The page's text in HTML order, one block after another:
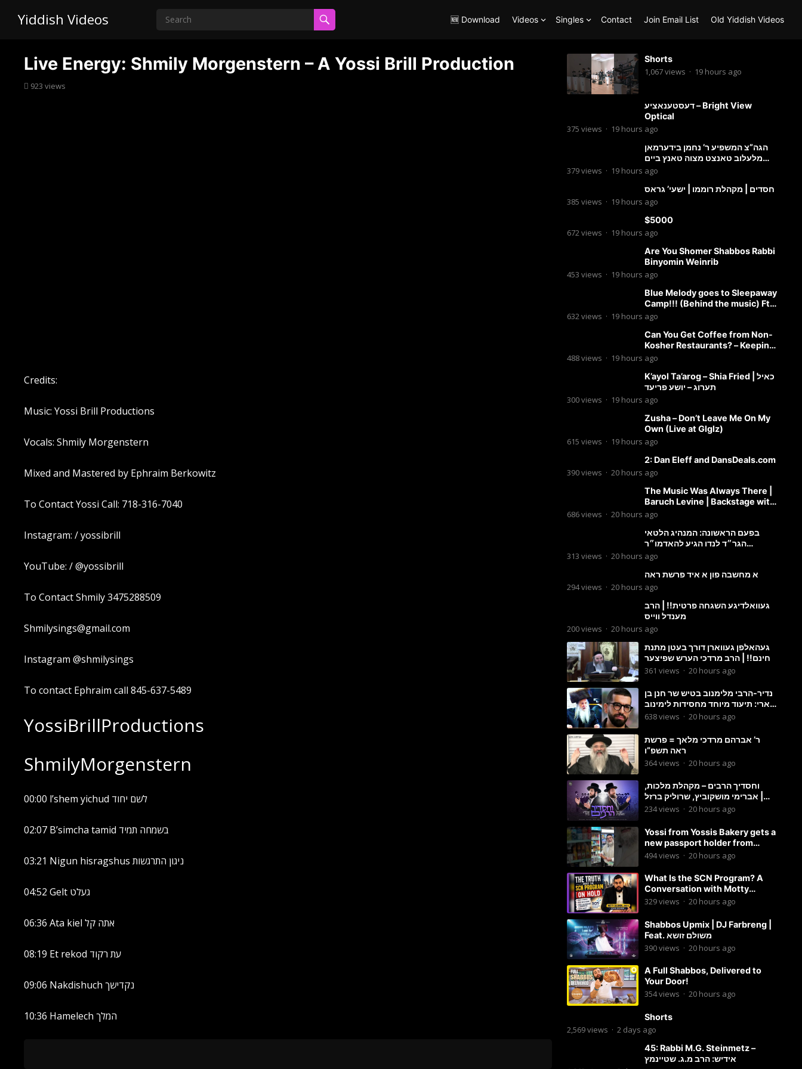
Yiddish Videos 🆕 Download Videos Singles Contact Join Email List Old Yiddish Videos
Live Energy: Shmily Morgenstern – A Yossi Brill Production
923 views
Credits:
Music: Yossi Brill Productions
Vocals: Shmily Morgenstern
Mixed and Mastered by Ephraim Berkowitz
To Contact Yossi Call: 718-316-7040
Instagram: / yossibrill
YouTube: / @yossibrill
To Contact Shmily 3475288509
Shmilysings@gmail.com
Instagram @shmilysings
To contact Ephraim call 845-637-5489
YossiBrillProductions
ShmilyMorgenstern
00:00 l’shem yichud לשם יחוד
02:07 B’simcha tamid בשמחה תמיד
03:21 Nigun hisragshus ניגון התרגשות
04:52 Gelt געלט
06:36 Ata kiel אתה קל
08:19 Et rekod עת רקוד
09:06 Nakdishuch נקדישך
10:36 Hamelech המלך
Shorts
1,067views · 19 hours ago
דעסטענאציע – Bright View
Optical
375 views · 19 hours ago
הגה”צ המשפיע ר’ נחמן בידערמאן
מלעלוב טאנצט מצוה טאנץ ביים
שמחת החתונה פון בנו החתן
379views · 19 hours ago
חסדים | מקהלת רוממו | ישעי’ גראס
385 views · 19 hours ago
$5000
672 views · 19 hours ago
Are You Shomer Shabbos Rabbi
Binyomin Weinrib
453 views · 19 hours ago
Blue Melody goes to Sleepaway
Camp!!! (Behind the music) Ft.
Dovid Berger and Chaim Brown
632 views · 19 hours ago
Can You Get Coffee from Non-
Kosher Restaurants? – Keeping
it Kosher Clips
488views · 19 hours ago
K’ayol Ta’arog – Shia Fried | כאיל
תערוג – יושע פריעד
300views · 19 hours ago
Zusha – Don’t Leave Me On My
Own (Live at Glglz)
615 views · 19 hours ago
2: Dan Eleff and DansDeals.com
390views · 20 hours ago
The Music Was Always There |
Baruch Levine | Backstage with
Benny
686views · 20 hours ago
בפעם הראשונה: המנהיג הלטאי
הגר״ד לנדו הגיע להאדמו״ר
מבעלזא: תיעוד ראשוני מהפגישה
313 views · 20 hours ago
א מחשבה פון א איד פרשת ראה
294views · 20 hours ago
געוואלדיגע השגחה פרטית!! | הרב
מענדל ווייס
200views · 20 hours ago
געהאלפן געווארן דורך בעטן מתנת
חינם!! | הרב מרדכי הערש שפיצער
361 views · 20 hours ago
נדיר-הרבי מלימנוב בטיש שר חנן בן
ארי: תיעוד מיוחד מחסידות לימינוב
שרים את השיר “השיבנו”
638views · 20 hours ago
ר’ אברהם מרדכי מלאך = פרשת
ראה תשפ”ו
364views · 20 hours ago
וחסדיך הרבים – מקהלת מלכות,
אברימי מושקוביץ, שרוליק ברזל |
Malchus Choir
234views · 20 hours ago
Yossi from Yossis Bakery gets a
new passport holder from
Globekeeper.co
494views · 20 hours ago
What Is the SCN Program? A
Conversation with Motty
Solomon
329views · 20 hours ago
Shabbos Upmix | DJ Farbreng |
Feat. משולם זושא
390views · 20 hours ago
A Full Shabbos, Delivered to
Your Door!
354views · 20 hours ago
Shorts
2,569views · 2 days ago
45: Rabbi M.G. Steinmetz –
אידיש: הרב מ.ג. שטיינמץ